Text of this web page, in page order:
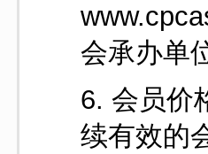
会承办单
6. 会员价
续有效的